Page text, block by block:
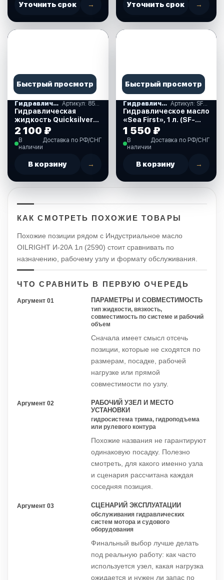
Уточнить срок → Уточнить срок →
Быстрый просмотр
Гидравлические масла Артикул: 858075QB1
Гидравлическая
жидкость Quicksilver
Power trim 1 л.
(858075QB1)
2 100 ₽
В
наличии
Доставка по РФ/СНГ
В корзину →
Быстрый просмотр
Гидравлические масла Артикул: SF-OIL-15
Гидравлическое масло
«Sea First», 1 л. (SF-
OIL-15)
1 550 ₽
В
наличии
Доставка по РФ/СНГ
В корзину →
КАК СМОТРЕТЬ ПОХОЖИЕ ТОВАРЫ
Похожие позиции рядом с Индустриальное масло
OILRIGHT И-20А 1л (2590) стоит сравнивать по
назначению, рабочему узлу и формату обслуживания.
ЧТО СРАВНИТЬ В ПЕРВУЮ ОЧЕРЕДЬ
Аргумент 01 ПАРАМЕТРЫ И СОВМЕСТИМОСТЬ
тип жидкости, вязкость,
совместимость по системе и рабочий
объем
Сначала имеет смысл отсечь
позиции, которые не сходятся по
размерам, посадке, рабочей
нагрузке или прямой
совместимости по узлу.
Аргумент 02
РАБОЧИЙ УЗЕЛ И МЕСТО
УСТАНОВКИ
гидросистема трима, гидроподъема
или рулевого контура
Похожие названия не гарантируют
одинаковую посадку. Полезно
смотреть, для какого именно узла
и сценария рассчитана каждая
соседняя позиция.
Аргумент 03 СЦЕНАРИЙ ЭКСПЛУАТАЦИИ
обслуживания гидравлических
систем мотора и судового
оборудования
Финальный выбор лучше делать
под реальную работу: как часто
используется узел, какая нагрузка
ожидается и нужен ли запас по